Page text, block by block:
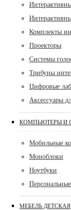
Комплекты
Проекторы
Системы
Трибуны
Цифровые
Аксессуары
КОМПЬЮТЕРЫ И
Мобильные
Моноблоки
Ноутбуки
МЕБЕЛЬ ДЕТСКАЯ